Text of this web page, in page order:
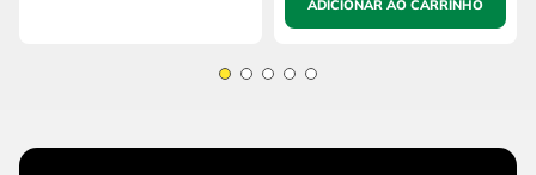
ADICIONAR AO CARRINHO